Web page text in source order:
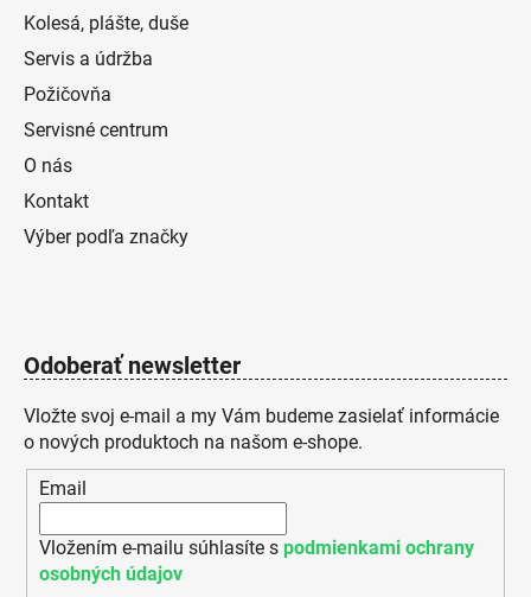
Kolesá, plášte, duše
Servis a údržba
Požičovňa
Servisné centrum
O nás
Kontakt
Výber podľa značky
Odoberať newsletter
Vložte svoj e-mail a my Vám budeme zasielať informácie
o nových produktoch na našom e-shope.
Email
Vložením e-mailu súhlasíte s podmienkami ochrany
osobných údajov